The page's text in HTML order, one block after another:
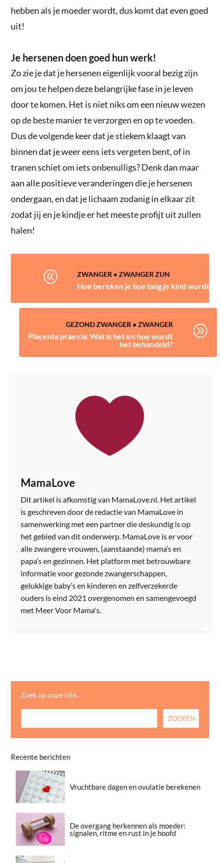
hebben als je moeder wordt, dus komt dat even goed
uit!
Je hersenen doen goed hun werk!
Zo zie je dat je hersenen eigenlijk vooral bezig zijn
om jou te helpen deze belangrijke fase in je leven
door te komen. Het is niet niks om een nieuw wezen
op de beste manier te verzorgen en op te voeden.
Dus de volgende keer dat je stiekem klaagt van
binnen dat je weer eens iets vergeten bent, of in
tranen schiet om iets onbenulligs? Denk dan maar
aan alle positieve veranderingen die je hersenen
ondergaan, en dat je lichaam zodanig in elkaar zit
zodat jij en je kindje er het meeste profijt uit zullen
halen!
@ ZWANGER • ZWANGER ZIJN
Hoe bereken je hoe lang je kind wordt
GEZOND ZWANGER • ZWANGER
Placenta praevia: Wat is het en hoe wordt
het behandeld?
A
MamaLove
Dit artikel is afkomstig van MamaLove.nl. Het artikel
is geschreven door de redactie van MamaLove in
samenwerking met een partner die deskundig is op
het gebied van dit onderwerp. MamaLove is er voor
alle zwangere vrouwen, (aanstaande) mama’s en
papa’s en gezinnen. Het platform met betrouwbare
informatie voor gezonde zwangerschappen,
gelukkige baby’s en kinderen en zelfverzekerde
ouders is eind 2021 overgenomen en samengevoegd
met Meer Voor Mama's.
Zoek op onze site…
Recente berichten
Vruchtbare dagen en ovulatie berekenen
De overgang herkennen als moeder:
signalen, ritme en rust in je hoofd